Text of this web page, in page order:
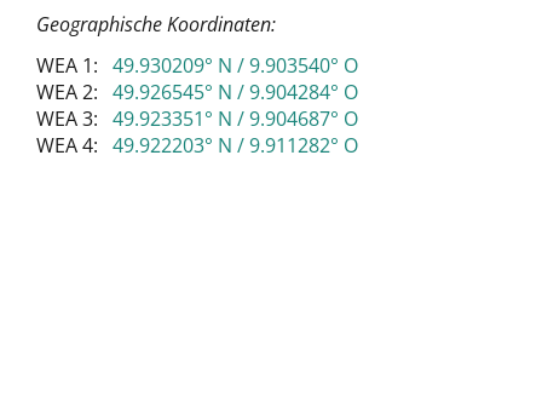
Geographische Koordinaten:
WEA 1: 49.930209° N / 9.903540° O
WEA 2: 49.926545° N / 9.904284° O
WEA 3: 49.923351° N / 9.904687° O
WEA 4: 49.922203° N / 9.911282° O